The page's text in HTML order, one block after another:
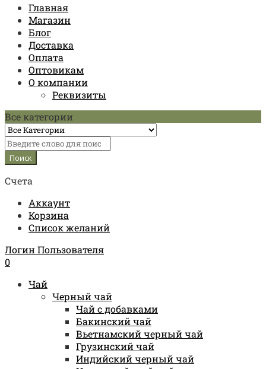
Главная
Магазин
Блог
Доставка
Оплата
Оптовикам
О компании
Реквизиты
Все категории
Счета
Аккаунт
Корзина
Список желаний
Логин Пользователя
0
Чай
Черный чай
Чай с добавками
Бакинский чай
Вьетнамский черный чай
Грузинский чай
Индийский черный чай